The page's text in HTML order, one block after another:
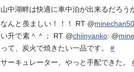
山中湖畔は快適に車中泊が出来るだろう
なんと羨ましい！！！ RT @minechan50
い升で素＾＾； RT @chiinyanko: @
って、炭火で焼きたい一品です。 #
サーキュレーター、やっと手配できた。